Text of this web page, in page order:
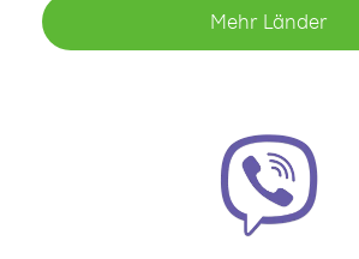
Mehr Länder